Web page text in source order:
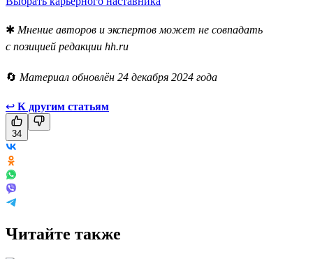
✱ Мнение авторов и экспертов может не совпадать
с позицией редакции hh.ru
🔄 Материал обновлён 24 декабря 2024 года
↩ К другим статьям
34
Читайте также